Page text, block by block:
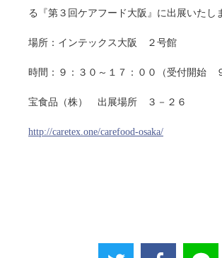
る『第３回ケアフード大阪』に出展いたし
場所：インテックス大阪 ２号館
時間：９：３０～１７：００（受付開始
宝食品（株） 出展場所 ３－２６
http://caretex.one/carefood-osaka/